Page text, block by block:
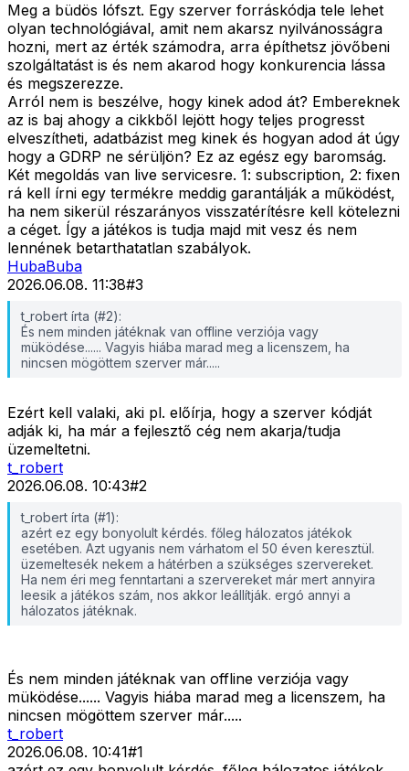
Meg a büdös lófszt. Egy szerver forráskódja tele lehet
olyan technológiával, amit nem akarsz nyilvánosságra
hozni, mert az érték számodra, arra építhetsz jövőbeni
szolgáltatást is és nem akarod hogy konkurencia lássa
és megszerezze.
Arról nem is beszélve, hogy kinek adod át? Embereknek
az is baj ahogy a cikkből lejött hogy teljes progresst
elveszítheti, adatbázist meg kinek és hogyan adod át úgy
hogy a GDRP ne sérüljön? Ez az egész egy baromság.
Két megoldás van live servicesre. 1: subscription, 2: fixen
rá kell írni egy termékre meddig garantálják a működést,
ha nem sikerül részarányos visszatérítésre kell kötelezni
a céget. Így a játékos is tudja majd mit vesz és nem
lennének betarthatatlan szabályok.
HubaBuba
2026.06.08. 11:38#3
t_robert írta (#2):
És nem minden játéknak van offline verziója vagy
müködése...... Vagyis hiába marad meg a licenszem, ha
nincsen mögöttem szerver már.....
Ezért kell valaki, aki pl. előírja, hogy a szerver kódját
adják ki, ha már a fejlesztő cég nem akarja/tudja
üzemeltetni.
t_robert
2026.06.08. 10:43#2
t_robert írta (#1):
azért ez egy bonyolult kérdés. főleg hálozatos játékok
esetében. Azt ugyanis nem várhatom el 50 éven keresztül.
üzemeltesék nekem a hátérben a szükséges szervereket.
Ha nem éri meg fenntartani a szervereket már mert annyira
leesik a játékos szám, nos akkor leállítják. ergó annyi a
hálozatos játéknak.
És nem minden játéknak van offline verziója vagy
müködése...... Vagyis hiába marad meg a licenszem, ha
nincsen mögöttem szerver már.....
t_robert
2026.06.08. 10:41#1